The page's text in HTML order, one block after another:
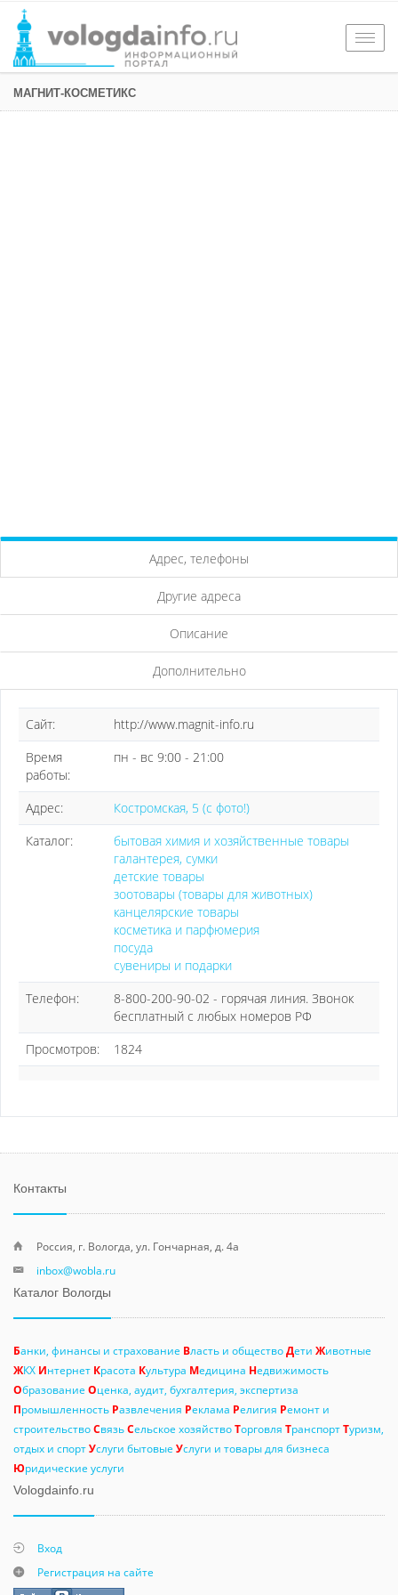
МАГНИТ-КОСМЕТИКС
Адрес, телефоны
Другие адреса
Описание
Дополнительно
Сайт:
http://www.magnit-info.ru
Время
работы:
пн - вс 9:00 - 21:00
Адрес:
Костромская, 5 (с фото!)
Каталог:
бытовая химия и хозяйственные товары
галантерея, сумки
детские товары
зоотовары (товары для животных)
канцелярские товары
косметика и парфюмерия
посуда
сувениры и подарки
Телефон:
8-800-200-90-02 - горячая линия. Звонок
бесплатный с любых номеров РФ
Просмотров:
1824
Контакты
Россия, г. Вологда, ул. Гончарная, д. 4а
inbox@wobla.ru
Каталог Вологды
Банки, финансы и страхование Власть и обществоДети Животные
ЖКХ Интернет Красота Культура Медицина Недвижимость
Образование Оценка, аудит, бухгалтерия, экспертиза
Промышленность Развлечения Реклама Религия Ремонт и
строительствоСвязьСельское хозяйствоТорговля ТранспортТуризм,
отдых и спортУслуги бытовые Услуги и товары для бизнеса
Юридические услуги
Vologdainfo.ru
Вход
Регистрация на сайте